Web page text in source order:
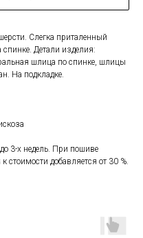
Слегка приталенный
спинке. Детали изделия:
шлица по спинке, шлицы
На подкладке.
3-х недель. При пошиве
добавляется от 30 %.